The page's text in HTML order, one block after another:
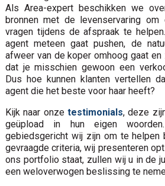
Als Area-expert beschikken we
bronnen met de levenservaring
vragen tijdens de afspraak te
agent meteen gaat pushen, de
afweer van de koper omhoog gaat
dat je misschien gewoon een
Dus hoe kunnen klanten vertellen
agent die het beste voor haar heeft?
Kijk naar onze testimonials, deze
geüpload in hun eigen
gebiedsgericht wij zijn om te helpen
gevraagde criteria, wij presenteren
ons portfolio staat, zullen wij u in de
een weloverwogen beslissing te